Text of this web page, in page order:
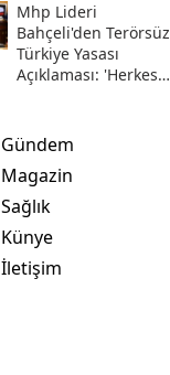
Mhp Lideri
Bahçeli'den Terörsüz
Türkiye Yasası
Açıklaması: 'herkes
Gündem
Magazin
Sağlık
Künye
İletişim